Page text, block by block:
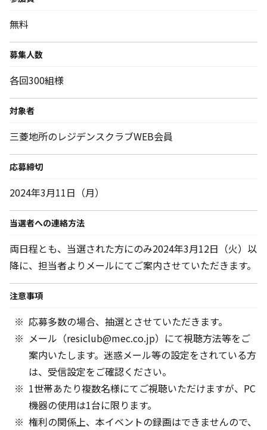
無料
募集人数
各回300組様
対象者
三菱地所のレジデンスクラブWEB会員
応募締切
2024年3月11日（月）
当選者への連絡方法
両日程とも、当選された方にのみ2024年3月12日（火）以
降に、担当者よりメールにてご案内させていただきます。
注意事項
応募多数の場合、抽選とさせていただきます。
メール（resiclub@mec.co.jp）にて視聴方法等をご
案内いたします。迷惑メール等の設定をされている方
は、受信設定をご確認ください。
1世帯あたり複数名様にてご視聴いただけますが、PC
機器の使用は1台に限ります。
権利の関係上、本イベントの録画はできませんので、